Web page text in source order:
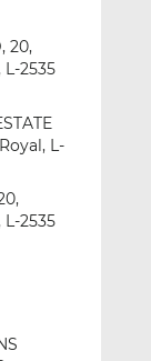
20,
2535
L-
2535